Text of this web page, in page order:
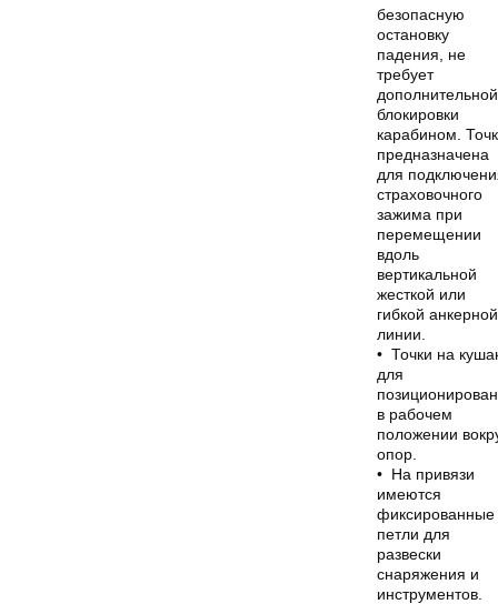
безопасную
остановку
падения, не
требует
дополнительной
блокировки
карабином.
предназначена
для
страховочного
зажима при
перемещении
вдоль
вертикальной
жесткой или
гибкой анкерной
линии.
• Точки на
для
в рабочем
положении
опор.
• На привязи
имеются
фиксированные
петли для
развески
снаряжения и
инструментов.